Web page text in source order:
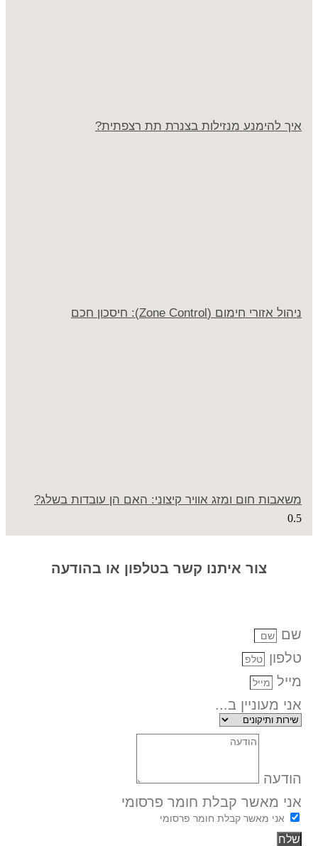
איך להימנע מנזילות בצנרת תת רצפתית?
ניהול אזורי חימום (Zone Control): חיסכון חכם
משאבות חום ומזג אוויר קיצוני: האם הן עובדות בשלג?
צור איתנו קשר בטלפון או בהודעה
שם
טלפון
מייל
אני מעוניין ב...
הודעה
אני מאשר קבלת חומר פרסומי
אני מאשר קבלת חומר פרסומי
שלח